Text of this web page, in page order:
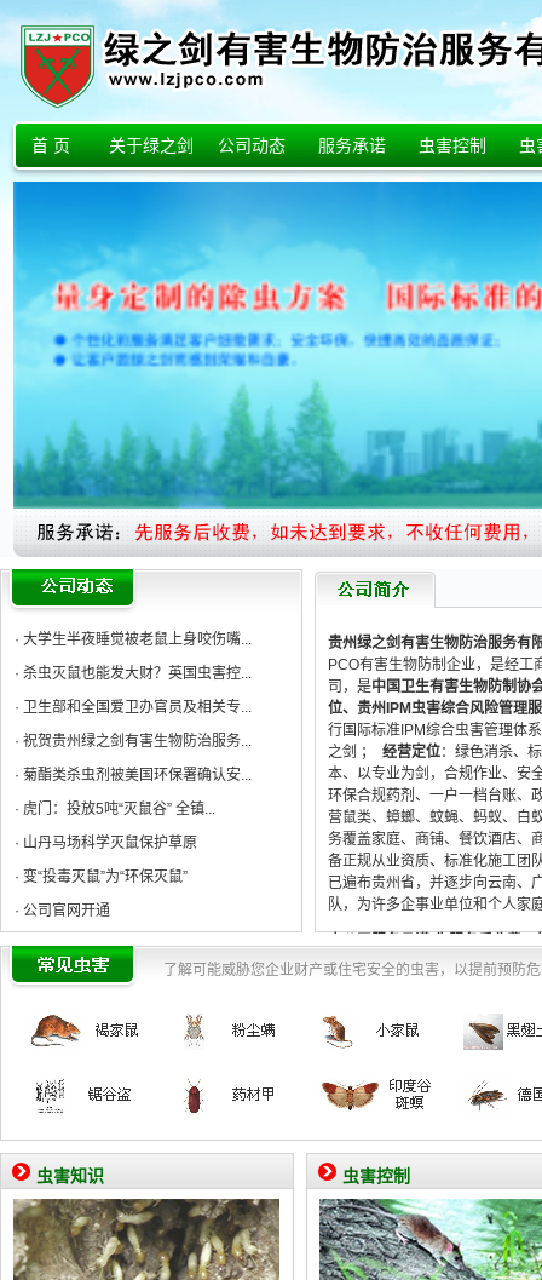
首 页 关于绿之剑 公司动态 服务承诺 虫害控制 虫
· 大学生半夜睡觉被老鼠上身咬伤嘴...
· 杀虫灭鼠也能发大财？英国虫害控...
· 卫生部和全国爱卫办官员及相关专...
· 祝贺贵州绿之剑有害生物防治服务...
· 菊酯类杀虫剂被美国环保署确认安...
· 虎门：投放5吨“灭鼠谷” 全镇...
· 山丹马场科学灭鼠保护草原
· 变“投毒灭鼠”为“环保灭鼠”
· 公司官网开通
·公司推出先服务后收费服务承诺
贵州绿之剑有害生物防治服务有
PCO有害生物防制企业，是经
司，是中国卫生有害生物防制协
位、贵州IPM虫害综合风险管理
行国际标准IPM综合虫害管理体
之剑 ； 经营定位：绿⾊消杀、
本、以专业为剑，合规作业、安
环保合规药剂、⼀⼾⼀档台账、
营⿏类、蟑螂、蚊蝇、蚂蚁、⽩
务覆盖家庭、商铺、餐饮酒店、
备正规从业资质、标准化施⼯团
已遍布贵州省，并逐步向云南、
队，为许多企事业单位和个人家
环保。如造成经济损失，由我公
了解可能威胁您企业财产或住宅安全的虫害，以提前预防
虫害知识 虫害控制